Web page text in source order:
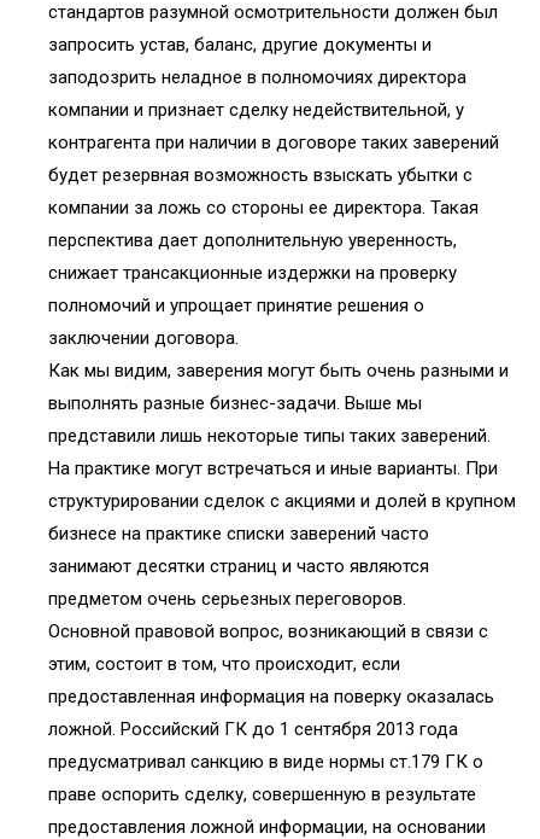
стандартов разумной осмотрительности должен был
запросить устав, баланс, другие документы и
заподозрить неладное в полномочиях директора
компании и признает сделку недействительной, у
контрагента при наличии в договоре таких заверений
будет резервная возможность взыскать убытки с
компании за ложь со стороны ее директора. Такая
перспектива дает дополнительную уверенность,
снижает трансакционные издержки на проверку
полномочий и упрощает принятие решения о
заключении договора.
Как мы видим, заверения могут быть очень разными и
выполнять разные бизнес-задачи. Выше мы
представили лишь некоторые типы таких заверений.
На практике могут встречаться и иные варианты. При
структурировании сделок с акциями и долей в крупном
бизнесе на практике списки заверений часто
занимают десятки страниц и часто являются
предметом очень серьезных переговоров.
Основной правовой вопрос, возникающий в связи с
этим, состоит в том, что происходит, если
предоставленная информация на поверку оказалась
ложной. Российский ГК до 1 сентября 2013 года
предусматривал санкцию в виде нормы ст.179 ГК о
праве оспорить сделку, совершенную в результате
предоставления ложной информации, на основании